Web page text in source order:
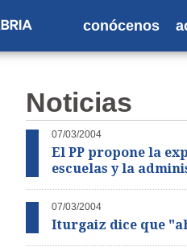
conócenos
Noticias
07/03/2004
El PP propone la
escuelas y la
07/03/2004
Iturgaiz dice que